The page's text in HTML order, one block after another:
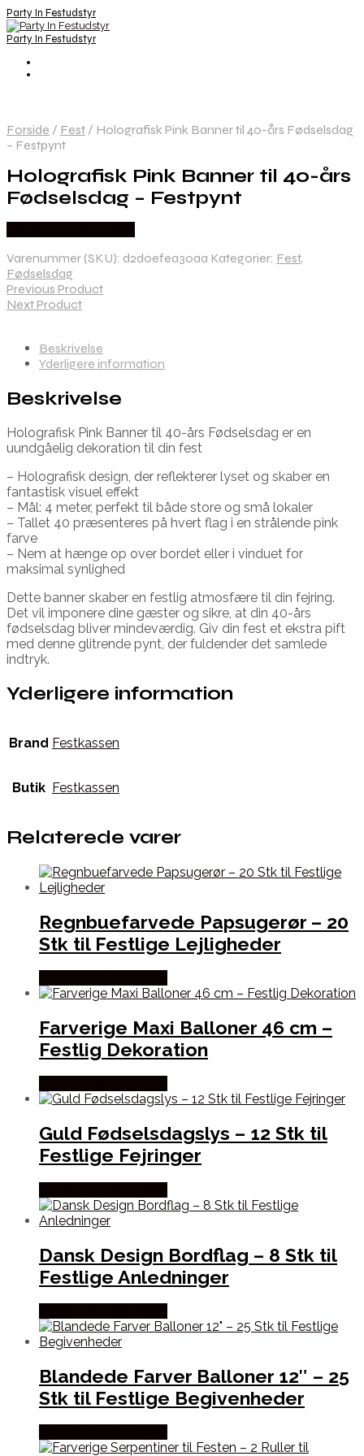
Party In Festudstyr
Party In Festudstyr
Forside / Fest / Holografisk Pink Banner til 40-års Fødselsdag
– Festpynt
Holografisk Pink Banner til 40-års
Fødselsdag – Festpynt
Varenummer (SKU): d2d0efea30aa Kategorier: Fest,
Fødselsdag
Previous Product
Next Product
Beskrivelse
Yderligere information
Beskrivelse
Holografisk Pink Banner til 40-års Fødselsdag er en
uundgåelig dekoration til din fest
– Holografisk design, der reflekterer lyset og skaber en
fantastisk visuel effekt
– Mål: 4 meter, perfekt til både store og små lokaler
– Tallet 40 præsenteres på hvert flag i en strålende pink
farve
– Nem at hænge op over bordet eller i vinduet for
maksimal synlighed
Dette banner skaber en festlig atmosfære til din fejring.
Det vil imponere dine gæster og sikre, at din 40-års
fødselsdag bliver mindeværdig. Giv din fest et ekstra pift
med denne glitrende pynt, der fuldender det samlede
indtryk.
Yderligere information
Brand Festkassen
Butik Festkassen
Relaterede varer
Regnbuefarvede Papsugerør – 20
Stk til Festlige Lejligheder
Farverige Maxi Balloner 46 cm –
Festlig Dekoration
Guld Fødselsdagslys – 12 Stk til
Festlige Fejringer
Dansk Design Bordflag – 8 Stk til
Festlige Anledninger
Blandede Farver Balloner 12″ – 25
Stk til Festlige Begivenheder